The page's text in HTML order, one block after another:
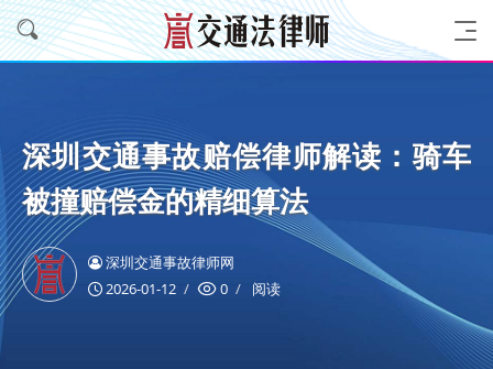
深圳交通事故赔偿律师解读：骑车
被撞赔偿金的精细算法
深圳交通事故律师网
2026-01-12
0 阅读